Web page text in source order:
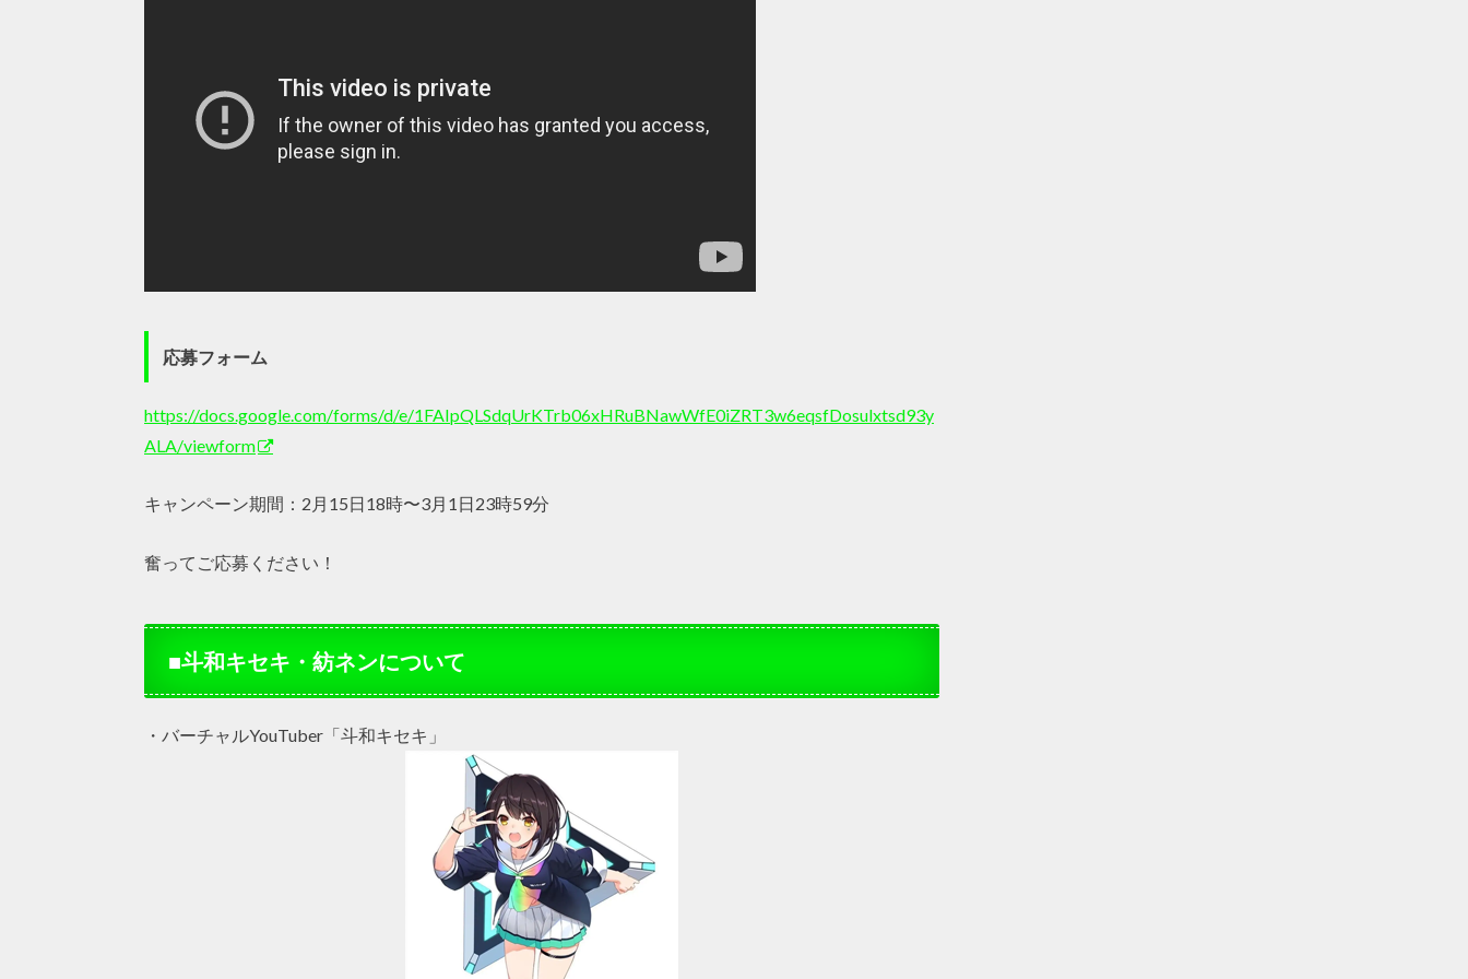
応募フォーム
https://docs.google.com/forms/d/e/1FAIpQLSdqUrKTrb06xHRuBNawWfE0iZRT3w6eqsfDosulxtsd93y
ALA/viewform
キャンペーン期間：2月15日18時〜3月1日23時59分
奮ってご応募ください！
■斗和キセキ・紡ネンについて
・バーチャルYouTuber「斗和キセキ」